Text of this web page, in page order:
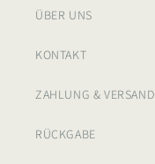
ÜBER UNS
KONTAKT
ZAHLUNG & VERSAND
RÜCKGABE